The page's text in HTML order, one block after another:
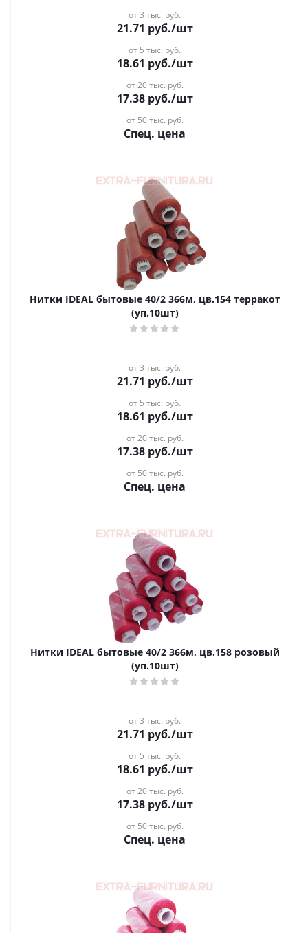
от 3 тыс. руб.
21.71 руб./шт
от 5 тыс. руб.
18.61 руб./шт
от 20 тыс. руб.
17.38руб./шт
от 50 тыс. руб.
Спец. цена
Нитки IDEAL бытовые 40/2 366м, цв.154 терракот
(уп.10шт)
от 3 тыс. руб.
21.71 руб./шт
от 5 тыс. руб.
18.61 руб./шт
от 20 тыс. руб.
17.38руб./шт
от 50 тыс. руб.
Спец. цена
Нитки IDEAL бытовые 40/2 366м, цв.158 розовый
(уп.10шт)
от 3 тыс. руб.
21.71 руб./шт
от 5 тыс. руб.
18.61 руб./шт
от 20 тыс. руб.
17.38руб./шт
от 50 тыс. руб.
Спец. цена